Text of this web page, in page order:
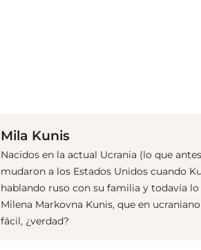
Mila Kunis
Nacidos en la actual Ucrania (lo que
mudaron a los Estados Unidos cuando
hablando ruso con su familia y todavía
Milena Markovna Kunis, que en
fácil, ¿verdad?